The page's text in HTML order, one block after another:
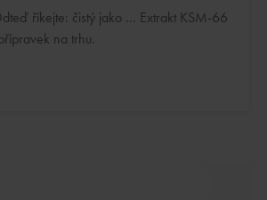
říkejte: čistý jako ... Extrakt KSM-66
na trhu.